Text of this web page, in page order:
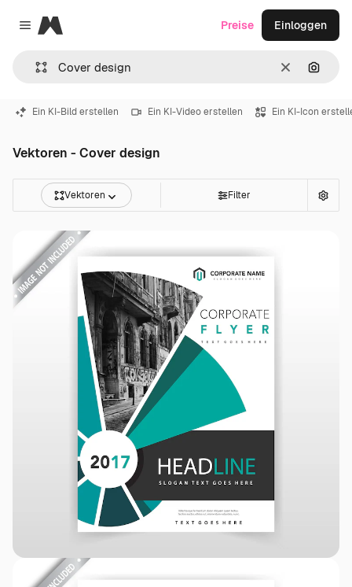
Close menu
Magnific
LöschenNach
Preise Einloggen
Ein KI-Bild erstellen Ein KI-Video erstellen Ein KI-Icon
Vektoren - Cover design
Vektoren Filter